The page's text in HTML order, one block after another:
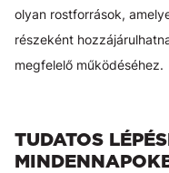
olyan rostforrások,
részeként
megfelelő működéséhez.
TUDATOS